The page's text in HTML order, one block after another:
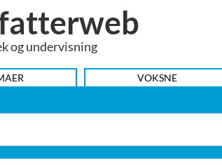
og undervisning
VOKSNE